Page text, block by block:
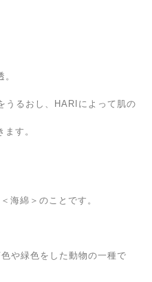
うるおし、HARIによって肌の
す。
海綿＞のことです。
や緑色をした動物の一種で